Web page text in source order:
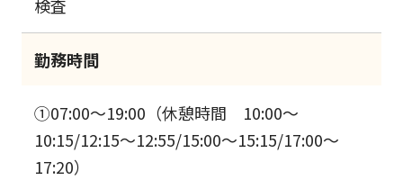
検査
勤務時間
①07:00～19:00（休憩時間 10:00～
10:15/12:15～12:55/15:00～15:15/17:00～
17:20）